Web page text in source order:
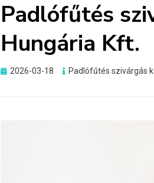
Padlófűtés
Hungária Kft.
Posted
2026-03-18 Padlófűtés szivárgás